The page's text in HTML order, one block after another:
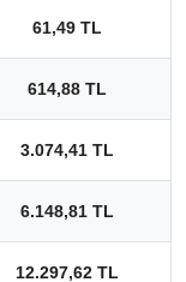
61,49 TL
614,88 TL
3.074,41 TL
6.148,81 TL
12.297,62 TL